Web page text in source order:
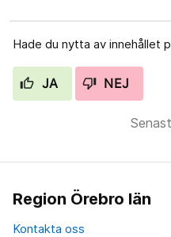
Hade du nytta av innehållet
JA NEJ
Region Örebro län
Kontakta oss